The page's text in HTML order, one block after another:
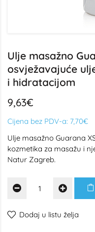
Ulje masažno
osvježavajuće
i hidratacijom
9,63€
Cijena bez PDV-a: 7,70€
Ulje masažno Guarana
kozmetika za masažu i
Natur Zagreb.
Dodaj u listu želja